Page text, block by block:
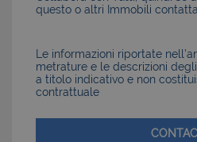
questo o altri Immobili
Le informazioni riportate
metrature e le descrizioni
a titolo indicativo e non
contrattuale